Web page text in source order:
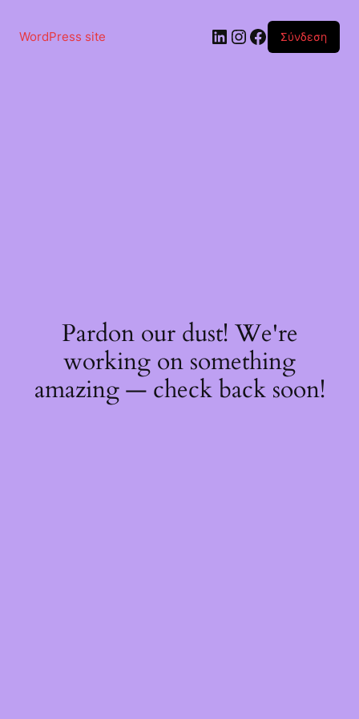
περιεχόμενο
WordPress site Linkedin
Instagram
Facebook
Σύνδεση
Pardon our dust! We're
working on something
amazing — check back soon!